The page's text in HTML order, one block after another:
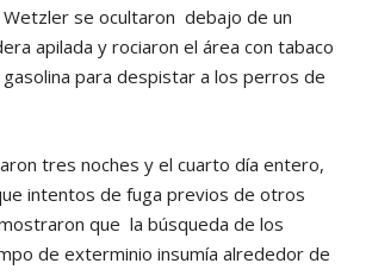
Wetzler se ocultaron debajo de un
apilada y rociaron el área con tabaco
para despistar a los perros de
tres noches y el cuarto día entero,
intentos de fuga previos de otros
que la búsqueda de los
de exterminio insumía alrededor de